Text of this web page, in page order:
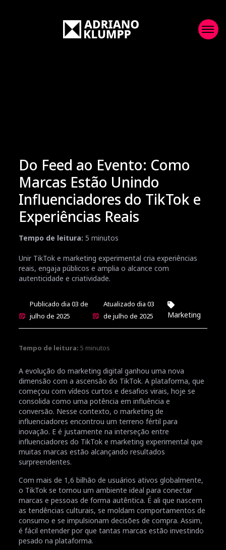
Do Feed ao Evento: Como
Marcas Estão Unindo
Influenciadores do TikTok e
Experiências Reais
Tempo de leitura: 5 minutos
Unir TikTok e marketing experimental cria experiências
reais, engaja públicos e amplia o alcance com
autenticidade e criatividade.
Publicado dia 03 de
julho de 2025
Atualizado dia 03
de julho de 2025
Marketing
Tempo de leitura: 5 minutos
A evolução do marketing digital ganhou uma nova
dimensão com a ascensão do TikTok. A plataforma, que
começou com vídeos curtos e desafios virais, hoje se
consolida como uma potência em influência e
conversão. Nesse contexto, o marketing de
influenciadores encontrou um terreno fértil para
inovação. E é justamente na interseção entre
influenciadores do TikTok e marketing experimental que
muitas marcas estão alcançando resultados
surpreendentes.
Com mais de 1,6 bilhão de usuários ativos globalmente,
o TikTok se tornou um ambiente ideal para conectar
marcas e pessoas de forma autêntica. É ali que nascem
as tendências culturais, se moldam comportamentos de
consumo e se impulsionam decisões de compra. Assim,
é fácil entender por que tantas marcas estão investindo
pesado na plataforma.